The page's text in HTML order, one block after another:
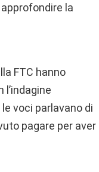
la
FTC hanno
voci parlavano di
pagare per aver